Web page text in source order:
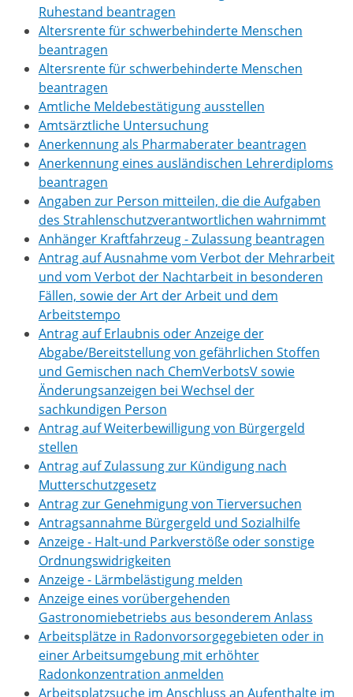
Ruhestand beantragen
Altersrente für schwerbehinderte Menschen
beantragen
Altersrente für schwerbehinderte Menschen
beantragen
Amtliche Meldebestätigung ausstellen
Amtsärztliche Untersuchung
Anerkennung als Pharmaberater beantragen
Anerkennung eines ausländischen Lehrerdiploms
beantragen
Angaben zur Person mitteilen, die die Aufgaben
des Strahlenschutzverantwortlichen wahrnimmt
Anhänger Kraftfahrzeug - Zulassung beantragen
Antrag auf Ausnahme vom Verbot der Mehrarbeit
und vom Verbot der Nachtarbeit in besonderen
Fällen, sowie der Art der Arbeit und dem
Arbeitstempo
Antrag auf Erlaubnis oder Anzeige der
Abgabe/Bereitstellung von gefährlichen Stoffen
und Gemischen nach ChemVerbotsV sowie
Änderungsanzeigen bei Wechsel der
sachkundigen Person
Antrag auf Weiterbewilligung von Bürgergeld
stellen
Antrag auf Zulassung zur Kündigung nach
Mutterschutzgesetz
Antrag zur Genehmigung von Tierversuchen
Antragsannahme Bürgergeld und Sozialhilfe
Anzeige - Halt-und Parkverstöße oder sonstige
Ordnungswidrigkeiten
Anzeige - Lärmbelästigung melden
Anzeige eines vorübergehenden
Gastronomiebetriebs aus besonderem Anlass
Arbeitsplätze in Radonvorsorgegebieten oder in
einer Arbeitsumgebung mit erhöhter
Radonkonzentration anmelden
Arbeitsplatzsuche im Anschluss an Aufenthalte im